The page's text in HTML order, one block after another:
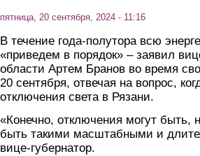
пятница, 20 сентября, 2024 - 11:16
В течение года-полутора всю
«приведем в порядок» – заявил
области Артем Бранов во время
20 сентября, отвечая на вопрос,
отключения света в Рязани.
«Конечно, отключения могут быть,
быть такими масштабными и
вице-губернатор.